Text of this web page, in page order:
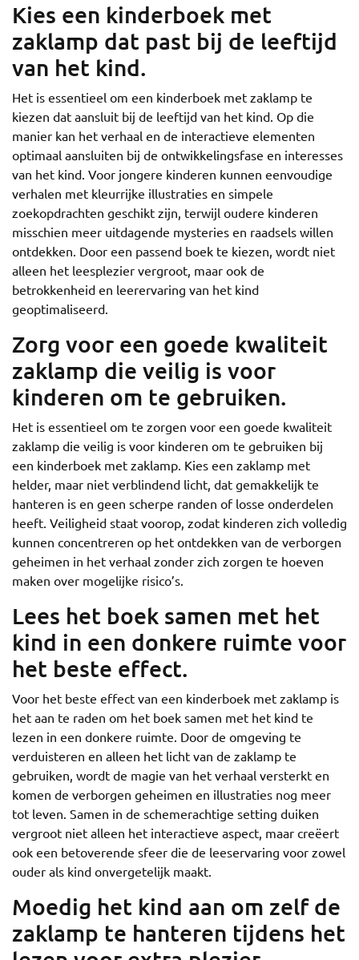
Kies een kinderboek met
zaklamp dat past bij de leeftijd
van het kind.
Het is essentieel om een kinderboek met zaklamp te
kiezen dat aansluit bij de leeftijd van het kind. Op die
manier kan het verhaal en de interactieve elementen
optimaal aansluiten bij de ontwikkelingsfase en interesses
van het kind. Voor jongere kinderen kunnen eenvoudige
verhalen met kleurrijke illustraties en simpele
zoekopdrachten geschikt zijn, terwijl oudere kinderen
misschien meer uitdagende mysteries en raadsels willen
ontdekken. Door een passend boek te kiezen, wordt niet
alleen het leesplezier vergroot, maar ook de
betrokkenheid en leerervaring van het kind
geoptimaliseerd.
Zorg voor een goede kwaliteit
zaklamp die veilig is voor
kinderen om te gebruiken.
Het is essentieel om te zorgen voor een goede kwaliteit
zaklamp die veilig is voor kinderen om te gebruiken bij
een kinderboek met zaklamp. Kies een zaklamp met
helder, maar niet verblindend licht, dat gemakkelijk te
hanteren is en geen scherpe randen of losse onderdelen
heeft. Veiligheid staat voorop, zodat kinderen zich volledig
kunnen concentreren op het ontdekken van de verborgen
geheimen in het verhaal zonder zich zorgen te hoeven
maken over mogelijke risico’s.
Lees het boek samen met het
kind in een donkere ruimte voor
het beste effect.
Voor het beste effect van een kinderboek met zaklamp is
het aan te raden om het boek samen met het kind te
lezen in een donkere ruimte. Door de omgeving te
verduisteren en alleen het licht van de zaklamp te
gebruiken, wordt de magie van het verhaal versterkt en
komen de verborgen geheimen en illustraties nog meer
tot leven. Samen in de schemerachtige setting duiken
vergroot niet alleen het interactieve aspect, maar creëert
ook een betoverende sfeer die de leeservaring voor zowel
ouder als kind onvergetelijk maakt.
Moedig het kind aan om zelf de
zaklamp te hanteren tijdens het